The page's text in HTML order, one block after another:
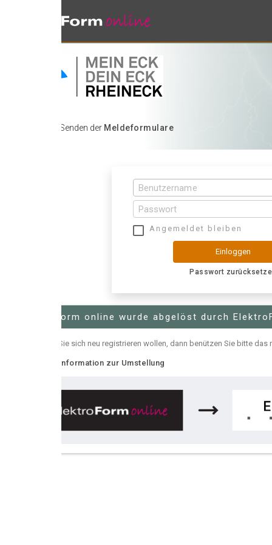
Meldeformulare
Angemeldet bleiben
Passwort zurücksetzen
online wurde abgelöst durch ElektroForm
sich neu registrieren wollen, dann benützen Sie bitte das neue
zur Umstellung